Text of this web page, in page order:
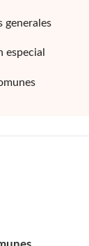
generales
especial